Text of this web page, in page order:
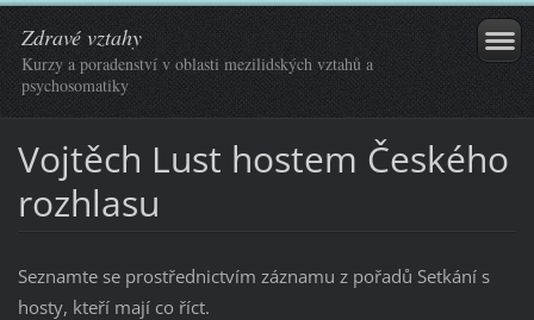
Zdravé vztahy
Kurzy a poradenství v oblasti mezilidských vztahů a
psychosomatiky
Vojtěch Lust hostem Českého
rozhlasu
Seznamte se prostřednictvím záznamu z pořadů Setkání s
hosty, kteří mají co říct.